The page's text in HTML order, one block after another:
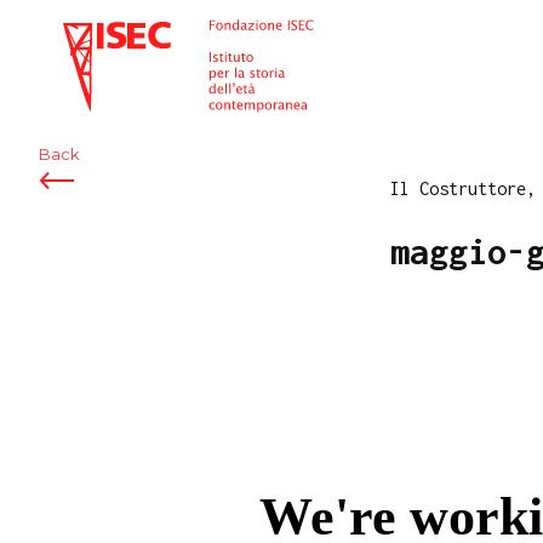
ISEC
Back
Il Costruttore,
maggio-